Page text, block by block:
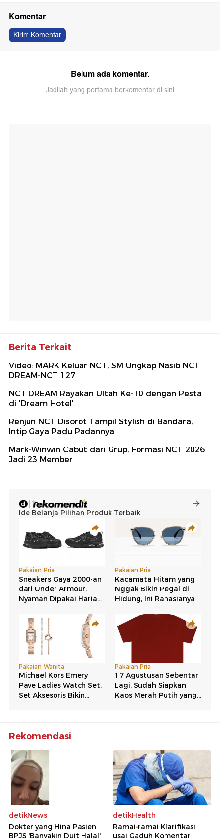
Komentar
Kirim Komentar
Belum ada komentar.
Jadilah yang pertama berkomentar di sini
Berita Terkait
Video: MARK Keluar NCT, SM Ungkap Nasib NCT
DREAM-NCT 127
NCT DREAM Rayakan Ultah Ke-10 dengan Pesta
di 'Dream Hotel'
Renjun NCT Disorot Tampil Stylish di Bandara,
Intip Gaya Padu Padannya
Mark-Winwin Cabut dari Grup, Formasi NCT 2026
Jadi 23 Member
Rekomendasi
detikNews
Dokter yang Hina Pasien
BPJS 'Banyakin Duit Halal'
detikHealth
Ramai-ramai Klarifikasi
usai Gaduh Komentar